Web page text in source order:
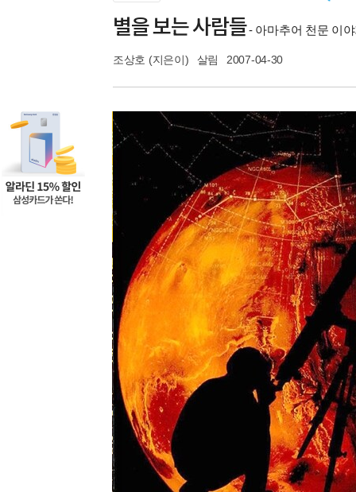
별을 보는 사람들- 아마추어 천문 이
조상호 (지은이) 살림 2007-04-30